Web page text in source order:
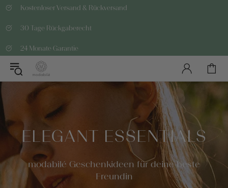
Kostenloser Versand & Rückversand
30 Tage Rückgaberecht
24 Monate Garantie
ELEGANT ESSENTIALS
modabilé Geschenkideen für deine beste
Freundin